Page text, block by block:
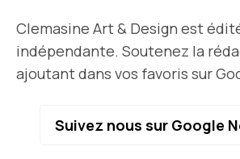
Clemasine Art & Design est
indépendante. Soutenez la
ajoutant dans vos favoris sur
Suivez nous sur Google